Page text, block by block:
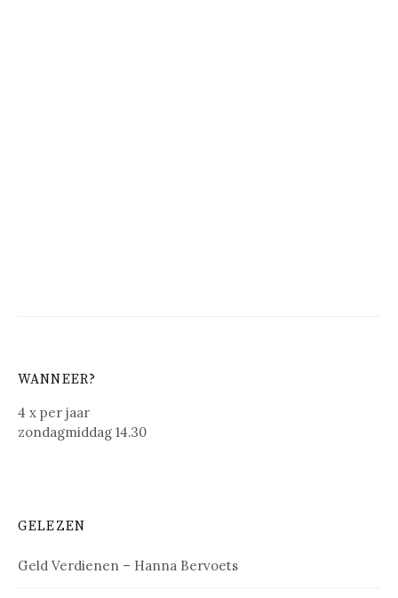
WANNEER?
4 x per jaar
zondagmiddag 14.30
GELEZEN
Geld Verdienen – Hanna Bervoets